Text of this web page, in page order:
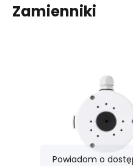
Zamienniki
Powiadom o